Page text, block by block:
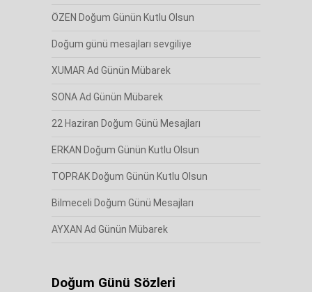
ÖZEN Doğum Günün Kutlu Olsun
Doğum günü mesajları sevgiliye
XUMAR Ad Günün Mübarek
SONA Ad Günün Mübarek
22 Haziran Doğum Günü Mesajları
ERKAN Doğum Günün Kutlu Olsun
TOPRAK Doğum Günün Kutlu Olsun
Bilmeceli Doğum Günü Mesajları
AYXAN Ad Günün Mübarek
Doğum Günü Sözleri